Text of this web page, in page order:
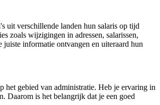
uit verschillende landen hun salaris op tijd
zoals wijzigingen in adressen, salarissen,
informatie ontvangen en uiteraard hun
het gebied van administratie. Heb je ervaring in
Daarom is het belangrijk dat je een goed